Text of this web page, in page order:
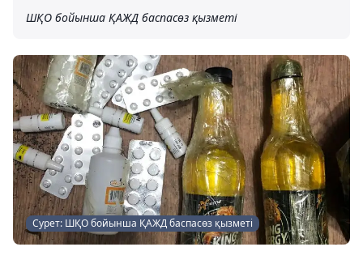
ШҚО бойынша ҚАЖД баспасөз қызметі
Сурет: ШҚО бойынша ҚАЖД баспасөз қызметі